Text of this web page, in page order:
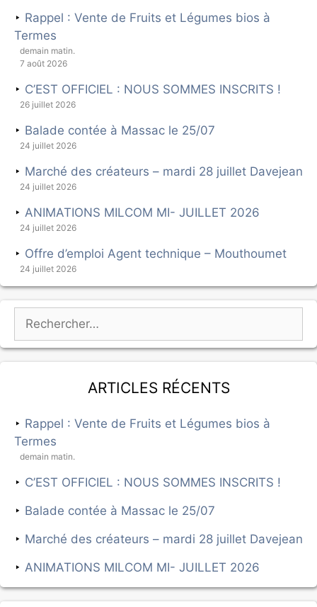
Rappel : Vente de Fruits et Légumes bios à
Termes
demain matin.
7 août 2026
C’EST OFFICIEL : NOUS SOMMES INSCRITS !
26 juillet 2026
Balade contée à Massac le 25/07
24 juillet 2026
Marché des créateurs – mardi 28 juillet Davejean
24 juillet 2026
ANIMATIONS MILCOM MI- JUILLET 2026
24 juillet 2026
Offre d’emploi Agent technique – Mouthoumet
24 juillet 2026
Articles récents
Rappel : Vente de Fruits et Légumes bios à
Termes
demain matin.
C’EST OFFICIEL : NOUS SOMMES INSCRITS !
Balade contée à Massac le 25/07
Marché des créateurs – mardi 28 juillet Davejean
ANIMATIONS MILCOM MI- JUILLET 2026